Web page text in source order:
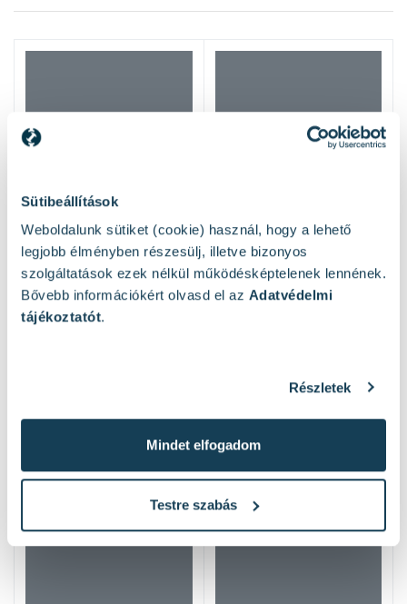
Sütibeállítások
Weboldalunk sütiket (cookie) használ, hogy a lehető
legjobb élményben részesülj, illetve bizonyos
szolgáltatások ezek nélkül működésképtelenek lennének.
Bővebb információkért olvasd el az Adatvédelmi
tájékoztatót.
Részletek
Mindet elfogadom
Testre szabás
Hasonló termékek